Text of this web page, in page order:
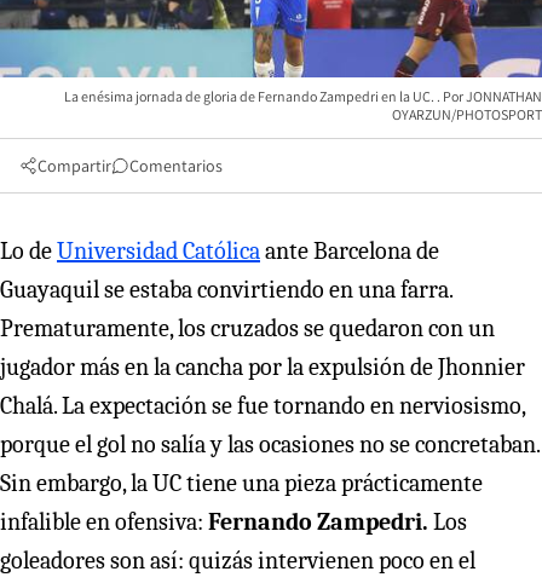
La enésima jornada de gloria de Fernando Zampedri en la UC.
JONNATHAN
OYARZUN/PHOTOSPORT
Compartir Comentarios
Lo deUniversidad Católicaante Barcelona de
Guayaquil se estaba convirtiendo en una farra.
Prematuramente, los cruzados se quedaron con un
jugador más en la cancha por la expulsión de Jhonnier
Chalá. La expectación se fue tornando en nerviosismo,
porque el gol no salía y las ocasiones no se concretaban.
Sin embargo, la UC tiene una pieza prácticamente
infalible en ofensiva: Fernando Zampedri. Los
goleadores son así: quizás intervienen poco en el